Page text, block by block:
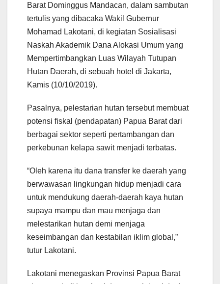
Barat Dominggus Mandacan, dalam sambutan
tertulis yang dibacaka Wakil Gubernur
Mohamad Lakotani, di kegiatan Sosialisasi
Naskah Akademik Dana Alokasi Umum yang
Mempertimbangkan Luas Wilayah Tutupan
Hutan Daerah, di sebuah hotel di Jakarta,
Kamis (10/10/2019).
Pasalnya, pelestarian hutan tersebut membuat
potensi fiskal (pendapatan) Papua Barat dari
berbagai sektor seperti pertambangan dan
perkebunan kelapa sawit menjadi terbatas.
“Oleh karena itu dana transfer ke daerah yang
berwawasan lingkungan hidup menjadi cara
untuk mendukung daerah-daerah kaya hutan
supaya mampu dan mau menjaga dan
melestarikan hutan demi menjaga
keseimbangan dan kestabilan iklim global,”
tutur Lakotani.
Lakotani menegaskan Provinsi Papua Barat